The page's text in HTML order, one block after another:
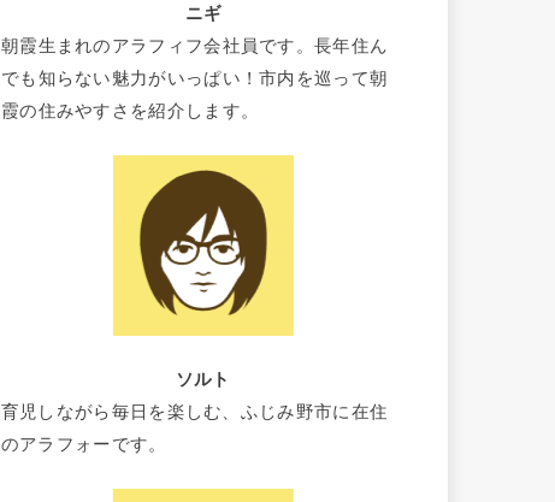
ニギ
朝霞生まれのアラフィフ会社員です。長年住ん
でも知らない魅力がいっぱい！市内を巡って朝
霞の住みやすさを紹介します。
ソルト
育児しながら毎日を楽しむ、ふじみ野市に在住
のアラフォーです。